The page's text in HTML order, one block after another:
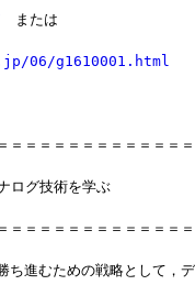
または
06/g1610001.html
＝＝＝＝＝＝＝＝＝＝＝＝
ログ技術を学ぶ
＝＝＝＝＝＝＝＝＝＝＝＝
進むための戦略として，